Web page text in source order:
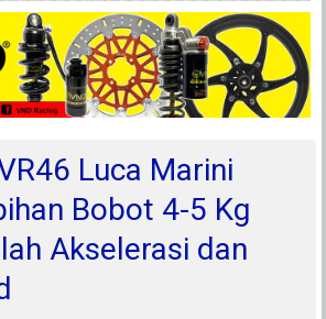
Luca Marini
Bobot 4-5 Kg
Akselerasi dan